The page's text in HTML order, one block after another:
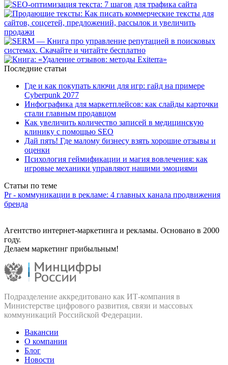
Последние статьи
Где и как покупать ключи для игр: гайд на примере
Cyberpunk 2077
Инфографика для маркетплейсов: как слайды карточки
стали главным продавцом
Как увеличить количество записей в медицинскую
клинику с помощью SEO
Дай пять! Где малому бизнесу взять хорошие отзывы и
оценки
Психология геймификации и магия вовлечения: как
игровые механики управляют нашими эмоциями
Статьи по теме
Pr - коммуникации в рекламе: 4 главных канала продвижения
бренда
Агентство интернет-маркетинга и рекламы. Основано в 2000
году.
Делаем маркетинг прибыльным!
Подразделение аккредитовано как ИТ‑компания в
Министерстве цифрового развития, связи и массовых
коммуникаций Российской Федерации.
Вакансии
О компании
Блог
Новости